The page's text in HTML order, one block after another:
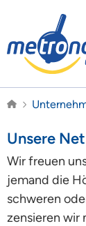
Unsere
Wir freuen
jemand die
schweren
zensieren wir